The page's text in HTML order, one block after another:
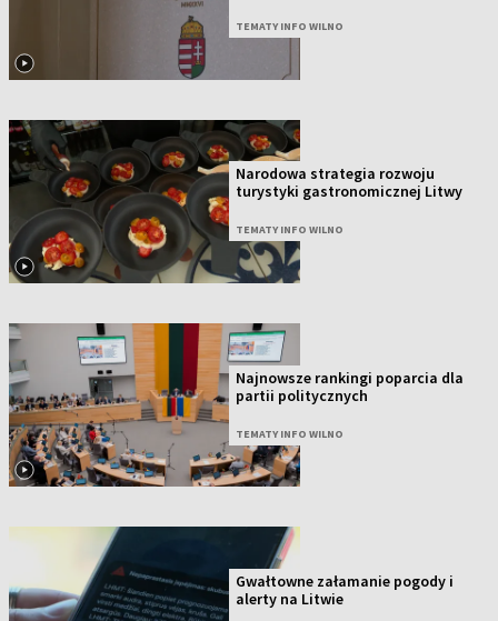
TEMATY INFO WILNO
Narodowa strategia rozwoju
turystyki gastronomicznej Litwy
TEMATY INFO WILNO
Najnowsze rankingi poparcia dla
partii politycznych
TEMATY INFO WILNO
Gwałtowne załamanie pogody i
alerty na Litwie